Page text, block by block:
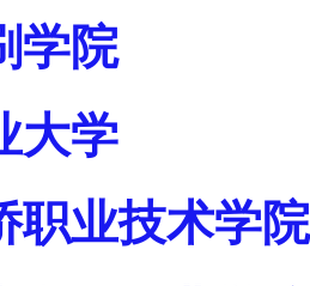
学院
大学
职业技术学院